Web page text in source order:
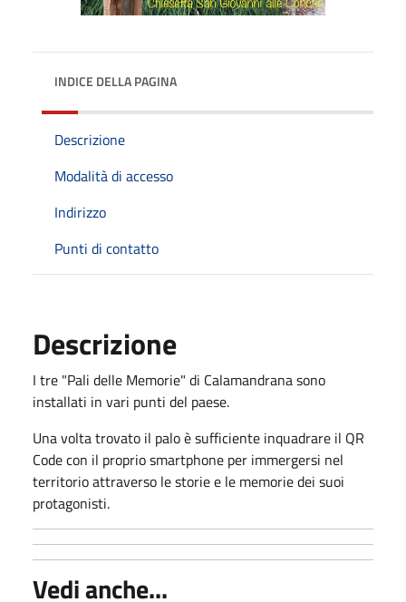
INDICE DELLA PAGINA
Descrizione
Modalità di accesso
Indirizzo
Punti di contatto
Descrizione
I tre "Pali delle Memorie" di Calamandrana sono
installati in vari punti del paese.
Una volta trovato il palo è sufficiente inquadrare il QR
Code con il proprio smartphone per immergersi nel
territorio attraverso le storie e le memorie dei suoi
protagonisti.
Vedi anche...